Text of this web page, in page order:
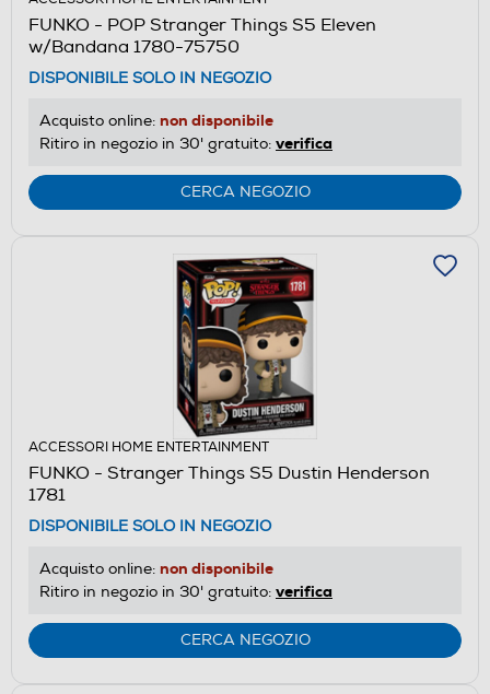
FUNKO - POP Stranger Things S5 Eleven
w/Bandana 1780-75750
DISPONIBILE SOLO IN NEGOZIO
Acquisto online: non disponibile
Ritiro in negozio in 30' gratuito: verifica
CERCA NEGOZIO
ACCESSORI HOME ENTERTAINMENT
FUNKO - Stranger Things S5 Dustin Henderson
1781
DISPONIBILE SOLO IN NEGOZIO
Acquisto online: non disponibile
Ritiro in negozio in 30' gratuito: verifica
CERCA NEGOZIO